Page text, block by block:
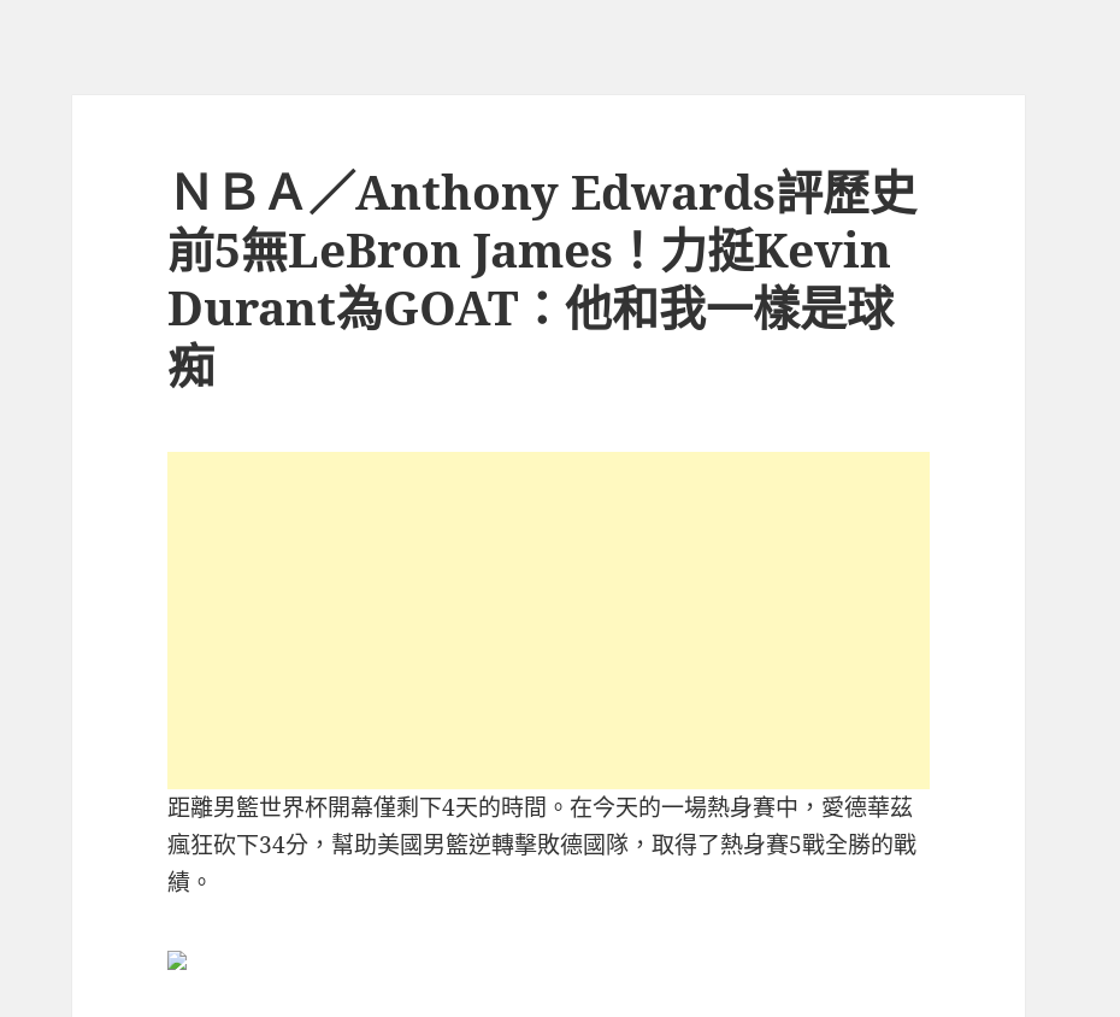
ＮＢＡ／Anthony Edwards評歷史
前5無LeBron James！力挺Kevin
Durant為GOAT：他和我一樣是球
痴
距離男籃世界杯開幕僅剩下4天的時間。在今天的一場熱身賽中，愛德華茲
瘋狂砍下34分，幫助美國男籃逆轉擊敗德國隊，取得了熱身賽5戰全勝的戰
績。